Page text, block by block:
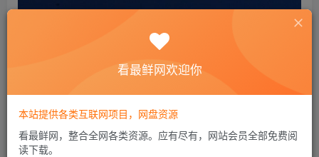
看最鲜网欢迎你
本站提供各类互联网项目，网盘资源
看最鲜网，整合全网各类资源。应有尽有，网站会员全部免费阅
读下载。